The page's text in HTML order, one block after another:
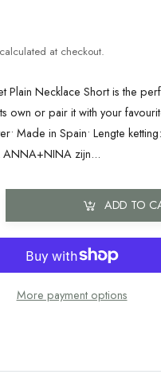
calculated at checkout.
Necklace Short is the
own or pair it with your
Made in Spain• Lengte
ANNA+NINA zijn...
ADD TO
More payment options